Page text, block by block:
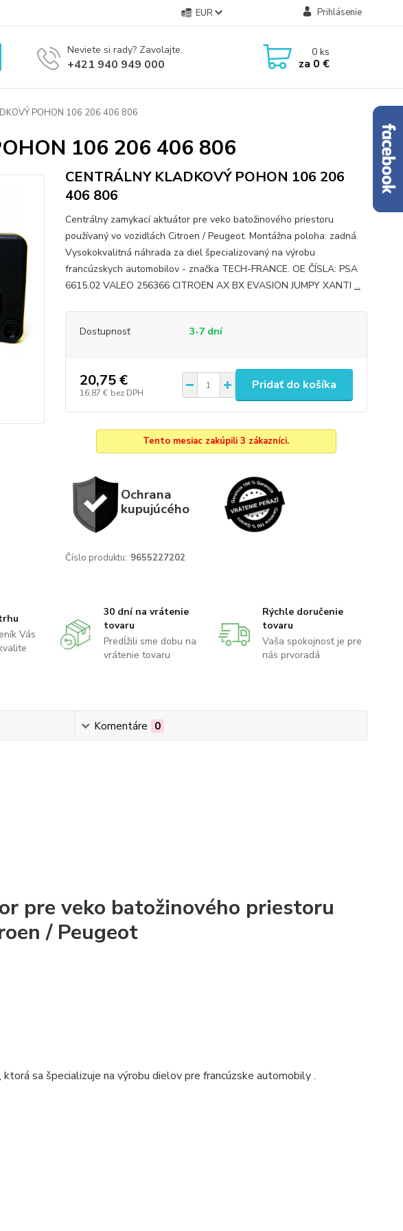
EUR Prihlásenie
Neviete si rady? Zavolajte.
+421 940 949 000
0ks
za 0 €
POHON 106 206 406 806
106 206 406 806
CENTRÁLNY KLADKOVÝ POHON 106 206
406 806
Centrálny zamykací aktuátor pre veko batožinového priestoru
používaný vo vozidlách Citroen / Peugeot. Montážna poloha: zadná.
Vysokokvalitná náhrada za diel špecializovaný na výrobu
francúzskych automobilov - značka TECH-FRANCE. OE ČÍSLA: PSA
6615.02 VALEO 256366 CITROEN AX BX EVASION JUMPY XANTI ...
Dostupnosť 3-7 dní
20,75 €
16,87 € bez DPH
Pridať do košíka
Tento mesiac zakúpili 3 zákazníci.
Ochrana
kupujúcého
Číslo produktu: 9655227202
Vás
30 dní na vrátenie
tovaru
Predĺžili sme dobu na
vrátenie tovaru
Rýchle doručenie
tovaru
Vaša spokojnosť je pre
nás prvoradá
Komentáre 0
pre veko batožinového priestoru
/ Peugeot
ktorá sa špecializuje na výrobu dielov pre francúzske automobily.